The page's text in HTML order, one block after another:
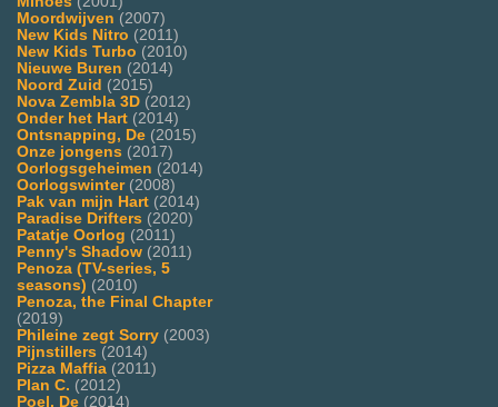
Moordwijven (2007)
New Kids Nitro (2011)
New Kids Turbo (2010)
Nieuwe Buren (2014)
Noord Zuid (2015)
Nova Zembla 3D (2012)
Onder het Hart (2014)
Ontsnapping, De (2015)
Onze jongens (2017)
Oorlogsgeheimen (2014)
Oorlogswinter(2008)
Pak van mijn Hart (2014)
Paradise Drifters (2020)
Patatje Oorlog (2011)
Penny's Shadow (2011)
Penoza (TV-series, 5
seasons) (2010)
Penoza, the Final Chapter
(2019)
Phileine zegt Sorry (2003)
Pijnstillers (2014)
Pizza Maffia (2011)
Plan C. (2012)
Poel, De (2014)